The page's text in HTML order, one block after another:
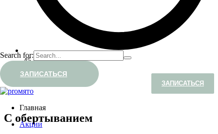
Search for:
ЗАПИСАТЬСЯ
Главная
Акции
45 мин1900-2100₽
ЗАПИСАТЬСЯ
С обертыванием